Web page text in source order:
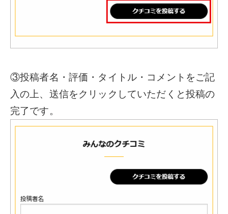
③投稿者名・評価・タイトル・コメントをご記
入の上、送信をクリックしていただくと投稿の
完了です。